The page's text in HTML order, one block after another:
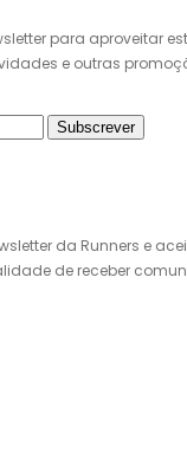
para aproveitar
e outras
Subscrever
da Runners e
de receber